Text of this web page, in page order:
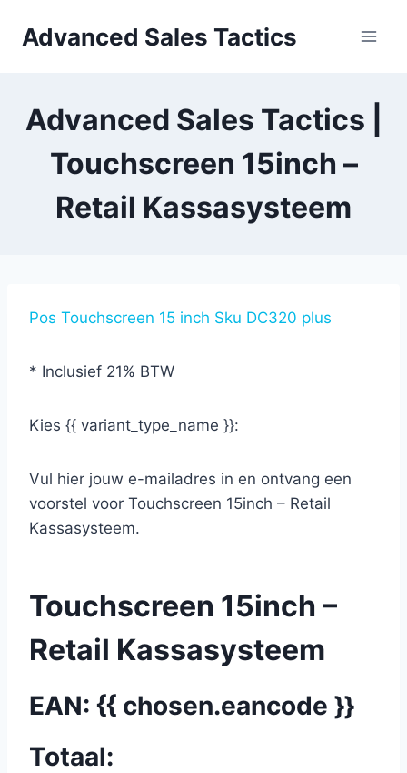
Advanced Sales Tactics
Advanced Sales Tactics |
Touchscreen 15inch –
Retail Kassasysteem
Pos Touchscreen 15 inch Sku DC320 plus
* Inclusief 21% BTW
Kies {{ variant_type_name }}:
Vul hier jouw e-mailadres in en ontvang een
voorstel voor Touchscreen 15inch – Retail
Kassasysteem.
Touchscreen 15inch –
Retail Kassasysteem
EAN: {{ chosen.eancode }}
Totaal: